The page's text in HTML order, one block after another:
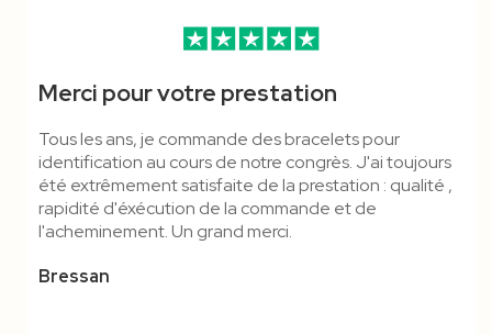
Merci pour votre prestation
Tous les ans, je commande des bracelets pour
identification au cours de notre congrès. J'ai toujours
été extrêmement satisfaite de la prestation : qualité ,
rapidité d'éxécution de la commande et de
l'acheminement. Un grand merci.
Bressan